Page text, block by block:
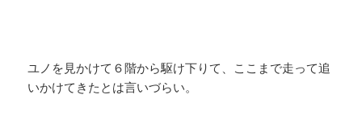
ユノを見かけて６階から駆け下りて、ここまで走って追
いかけてきたとは言いづらい。